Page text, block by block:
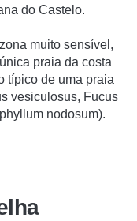
do Castelo.
muito sensível,
praia da costa
típico de uma praia
vesiculosus, Fucus
nodosum).